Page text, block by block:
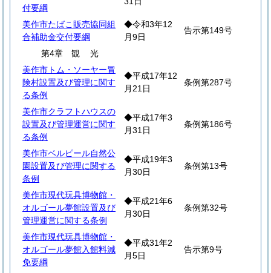
付要綱
美作市たばこ販売協同組
合補助金交付要綱
◆令和3年12
月9日
告示第149号
第4章 観光
美作市トム・ソーヤー冒
険村設置及び管理に関す
る条例
◆平成17年12
月21日
条例第287号
美作市クラフトハウスの
設置及び管理運営に関す
る条例
◆平成17年3
月31日
条例第186号
美作市ベルピール自然公
園設置及び管理に関する
条例
◆平成19年3
月30日
条例第13号
美作市現代玩具博物館・
オルゴール夢館設置及び
管理運営に関する条例
◆平成21年6
月30日
条例第32号
美作市現代玩具博物館・
オルゴール夢館入館料減
免要綱
◆平成31年2
月5日
告示第9号